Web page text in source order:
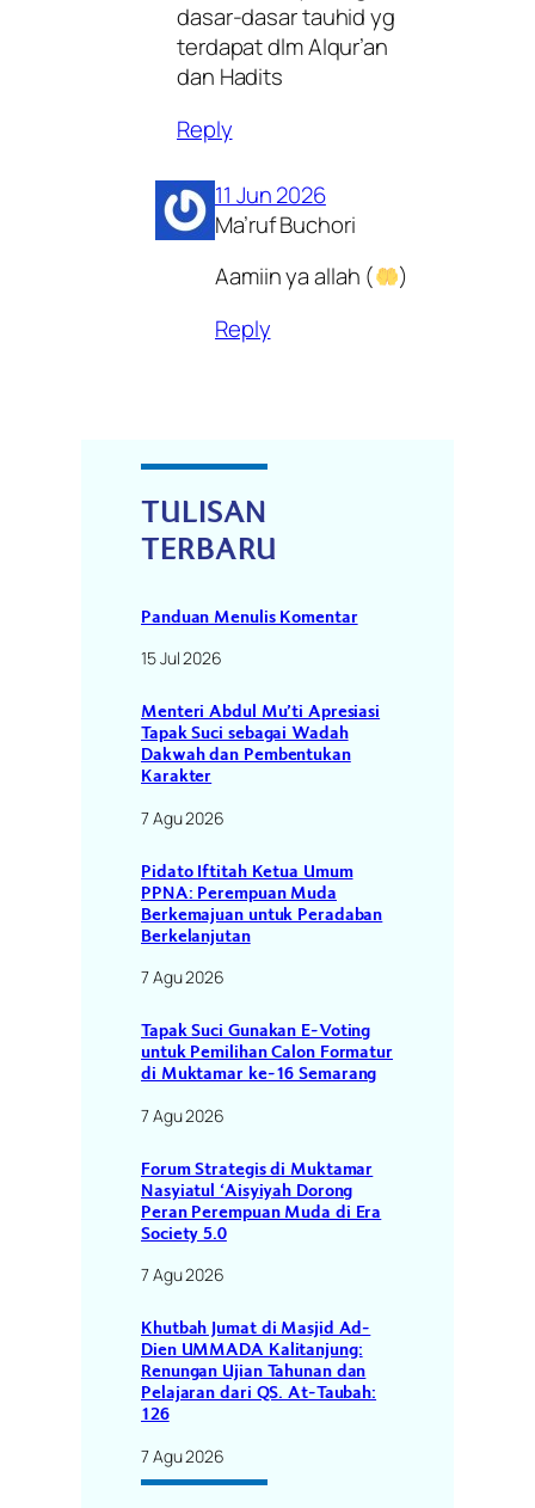
dasar-dasar tauhid yg
terdapat dlm Alqur’an
dan Hadits
Reply
11 Jun 2026
Ma’ruf Buchori
Aamiin ya allah (
)
Reply
TULISAN
TERBARU
Panduan Menulis Komentar
15 Jul 2026
Menteri Abdul Mu’ti Apresiasi
Tapak Suci sebagai Wadah
Dakwah dan Pembentukan
Karakter
7 Agu 2026
Pidato Iftitah Ketua Umum
PPNA: Perempuan Muda
Berkemajuan untuk Peradaban
Berkelanjutan
7 Agu 2026
Tapak Suci Gunakan E-Voting
untuk Pemilihan Calon Formatur
di Muktamar ke-16 Semarang
7 Agu 2026
Forum Strategis di Muktamar
Nasyiatul ‘Aisyiyah Dorong
Peran Perempuan Muda di Era
Society 5.0
7 Agu 2026
Khutbah Jumat di Masjid Ad-
Dien UMMADA Kalitanjung:
Renungan Ujian Tahunan dan
Pelajaran dari QS. At-Taubah:
126
7 Agu 2026